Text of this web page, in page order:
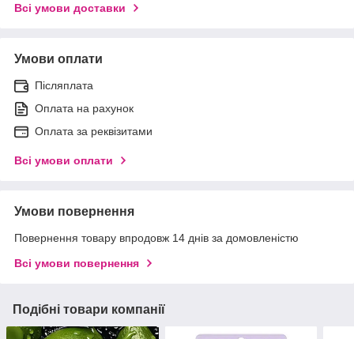
Всі умови доставки
Умови оплати
Післяплата
Оплата на рахунок
Оплата за реквізитами
Всі умови оплати
Умови повернення
Повернення товару впродовж 14 днів за домовленістю
Всі умови повернення
Подібні товари компанії